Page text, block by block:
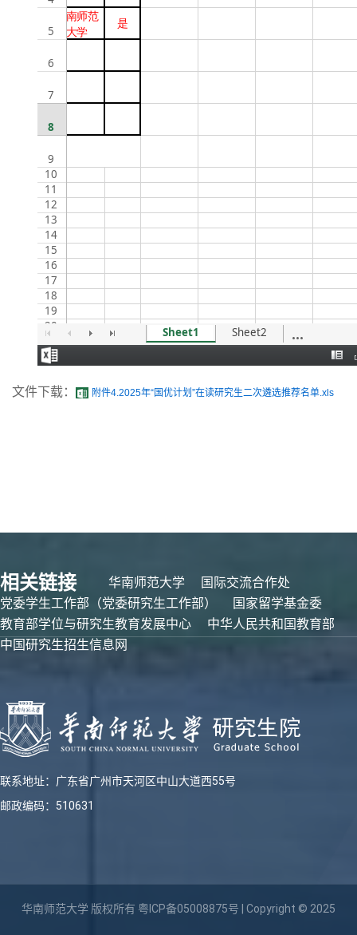
文件下载： 附件4.2025年“国优计划”在读研究生二次遴选推荐名单.xls
相关链接 华南师范大学
国际交流合作处
党委学生工作部（党委研究生工作部）
国家留学基金委
教育部学位与研究生教育发展中心
中华人民共和国教育部
中国研究生招生信息网
联系地址：广东省广州市天河区中山大道西55号
邮政编码：510631
华南师范大学 版权所有 粤ICP备05008875号 | Copyright © 2025